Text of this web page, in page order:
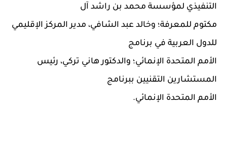
التنفيذي لمؤسسة محمد بن راشد آل
مكتوم للمعرفة؛ وخالد عبد الشافي، مدير المركز الإقليمي
للدول العربية في برنامج
الأمم المتحدة الإنمائي؛ والدكتور هاني تركي، رئيس
المستشارين التقنيين ببرنامج
الأمم المتحدة الإنمائي.